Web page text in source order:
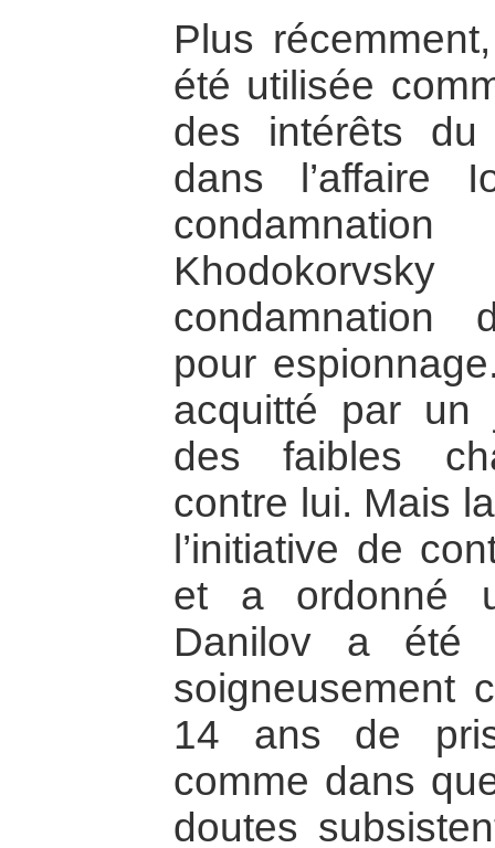
Plus
été utilisée
des intérêts du
dans
condamnation
pour
acquitté par un
des faibles
contre lui. Mais
l’initiative de
et a ordonné
Danilov a été
soigneusement
14 ans de
comme dans
doutes